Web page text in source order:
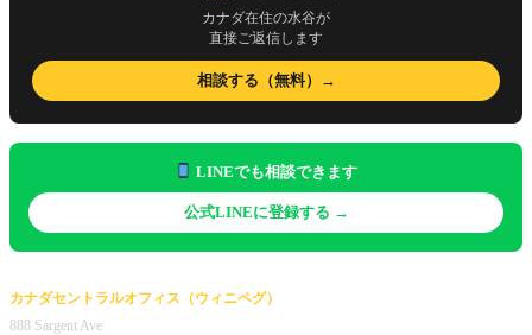
カナダ在住の水谷が
直接ご返信します
相談する（無料）→
LINEでも相談できます
公式LINEに登録する →
カナダセントラルオフィス（ウィニペグ）
888 Sargent Ave